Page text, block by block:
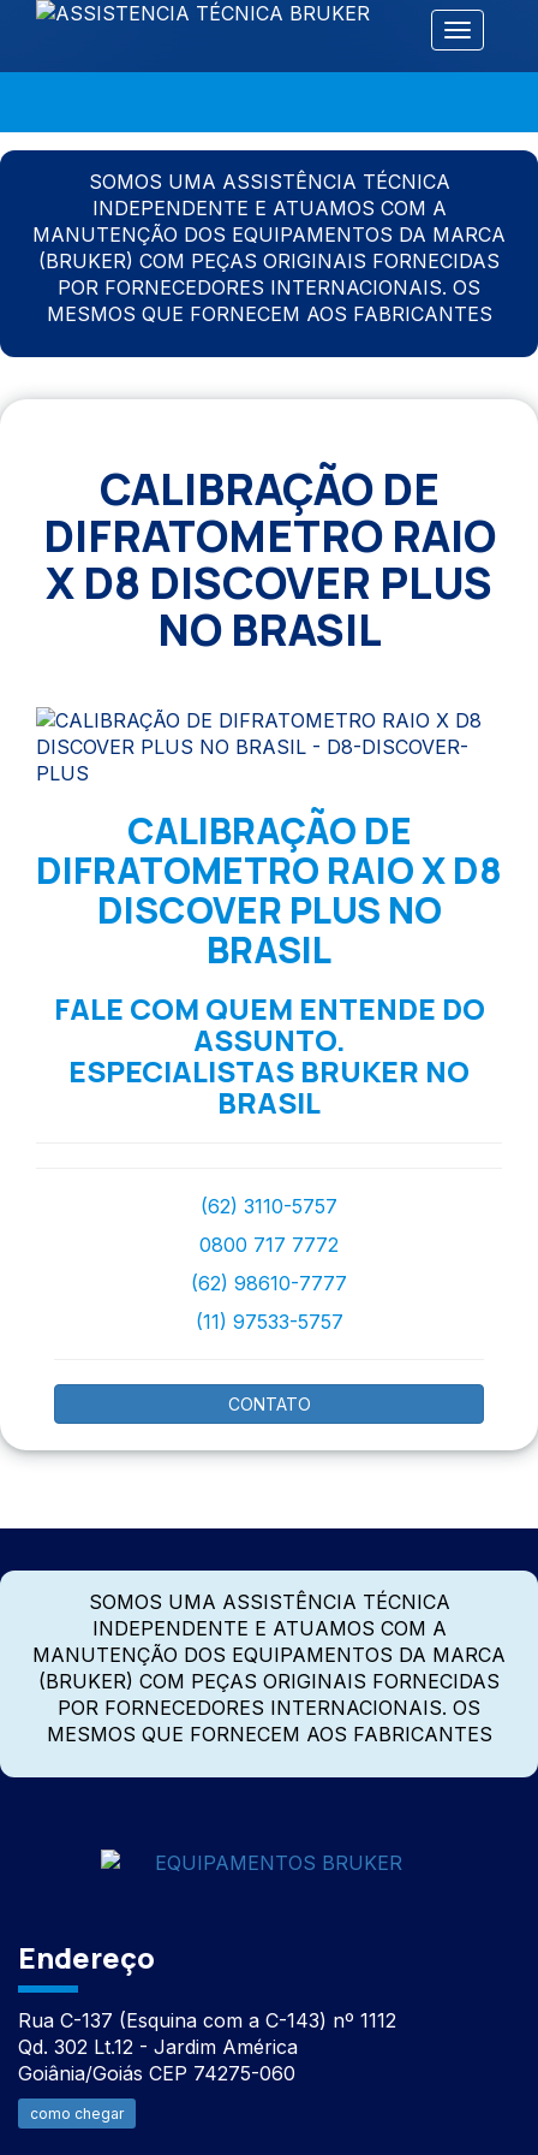
Alternar
SOMOS UMA ASSISTÊNCIA TÉCNICA
INDEPENDENTE E ATUAMOS COM A
MANUTENÇÃO DOS EQUIPAMENTOS DA MARCA
(BRUKER) COM PEÇAS ORIGINAIS FORNECIDAS
POR FORNECEDORES INTERNACIONAIS. OS
MESMOS QUE FORNECEM AOS FABRICANTES
CALIBRAÇÃO DE
DIFRATOMETRO RAIO
X D8 DISCOVER PLUS
NO BRASIL
CALIBRAÇÃO DE
DIFRATOMETRO RAIO X D8
DISCOVER PLUS NO
BRASIL
FALE COM QUEM ENTENDE DO
ASSUNTO.
ESPECIALISTAS BRUKER NO
BRASIL
(62) 3110-5757
0800 717 7772
(62) 98610-7777
(11) 97533-5757
CONTATO
SOMOS UMA ASSISTÊNCIA TÉCNICA
INDEPENDENTE E ATUAMOS COM A
MANUTENÇÃO DOS EQUIPAMENTOS DA MARCA
(BRUKER) COM PEÇAS ORIGINAIS FORNECIDAS
POR FORNECEDORES INTERNACIONAIS. OS
MESMOS QUE FORNECEM AOS FABRICANTES
Endereço
Rua C-137 (Esquina com a C-143) nº 1112
Qd. 302 Lt.12 - Jardim América
Goiânia/Goiás CEP 74275-060
como chegar